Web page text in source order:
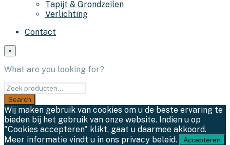
Tapijt & Grondzeilen
Verlichting
Contact
×
What are you looking for?
Wij maken gebruik van cookies om u de beste ervaring te
bieden bij het gebruik van onze website. Indien u op
"Cookies accepteren" klikt, gaat u daarmee akkoord.
Meer informatie vindt u in ons privacy beleid.
Accepteren